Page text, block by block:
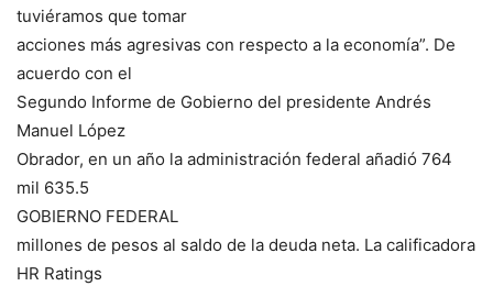
tuviéramos que tomar
acciones más agresivas con respecto a la economía”. De
acuerdo con el
Segundo Informe de Gobierno del presidente Andrés
Manuel López
Obrador, en un año la administración federal añadió 764
mil 635.5
GOBIERNO FEDERAL
millones de pesos al saldo de la deuda neta. La calificadora
HR Ratings